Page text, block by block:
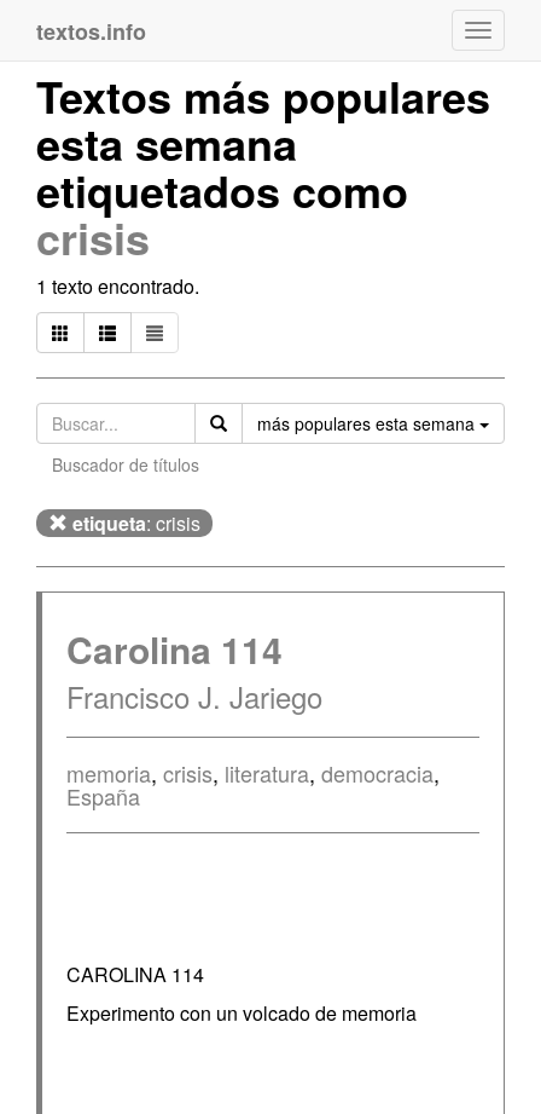
textos.info
Textos más populares
esta semana
etiquetados como
crisis
1 texto encontrado.
más populares esta semana
Buscador de títulos
etiqueta: crisis
Carolina 114
Francisco J. Jariego
memoria, crisis, literatura, democracia,
España
CAROLINA 114
Experimento con un volcado de memoria